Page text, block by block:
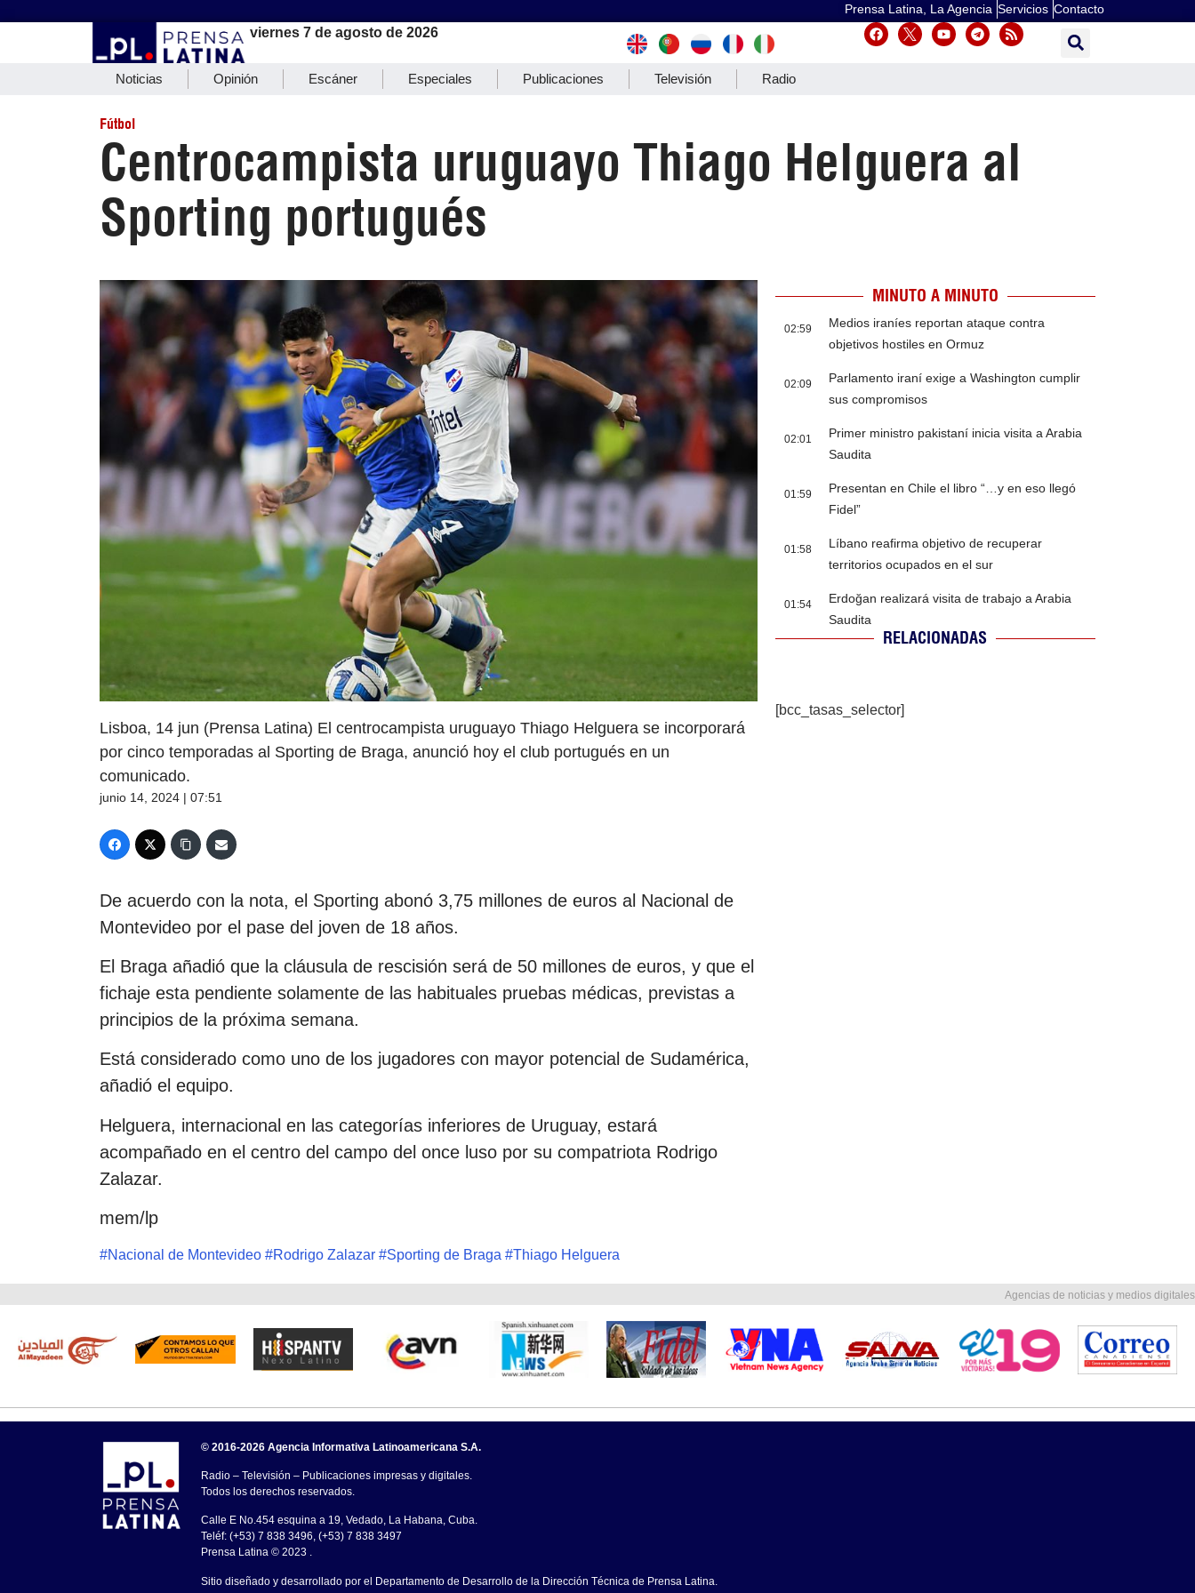
Prensa Latina, La Agencia Servicios Contacto
viernes 7 de agosto de 2026
Noticias Opinión Escáner Especiales Publicaciones Televisión Radio
Fútbol
Centrocampista uruguayo Thiago Helguera al
Sporting portugués
Lisboa, 14 jun (Prensa Latina) El centrocampista uruguayo Thiago Helguera se incorporará
por cinco temporadas al Sporting de Braga, anunció hoy el club portugués en un
comunicado.
junio 14, 2024 | 07:51
De acuerdo con la nota, el Sporting abonó 3,75 millones de euros al Nacional de
Montevideo por el pase del joven de 18 años.
El Braga añadió que la cláusula de rescisión será de 50 millones de euros, y que el
fichaje esta pendiente solamente de las habituales pruebas médicas, previstas a
principios de la próxima semana.
Está considerado como uno de los jugadores con mayor potencial de Sudamérica,
añadió el equipo.
Helguera, internacional en las categorías inferiores de Uruguay, estará
acompañado en el centro del campo del once luso por su compatriota Rodrigo
Zalazar.
mem/lp
#Nacional de Montevideo #Rodrigo Zalazar #Sporting de Braga #Thiago Helguera
MINUTO A MINUTO
02:59
Medios iraníes reportan ataque contra
objetivos hostiles en Ormuz
02:09
Parlamento iraní exige a Washington cumplir
sus compromisos
02:01
Primer ministro pakistaní inicia visita a Arabia
Saudita
01:59
Presentan en Chile el libro “…y en eso llegó
Fidel”
01:58
Líbano reafirma objetivo de recuperar
territorios ocupados en el sur
01:54
Erdoğan realizará visita de trabajo a Arabia
Saudita
RELACIONADAS
[bcc_tasas_selector]
Agencias de noticias y medios digitales
© 2016-2026 Agencia Informativa Latinoamericana S.A.
Radio – Televisión – Publicaciones impresas y digitales.
Todos los derechos reservados.
Calle E No.454 esquina a 19, Vedado, La Habana, Cuba.
Teléf: (+53) 7 838 3496, (+53) 7 838 3497
Prensa Latina © 2023 .
Sitio diseñado y desarrollado por el Departamento de Desarrollo de la Dirección Técnica de Prensa Latina.